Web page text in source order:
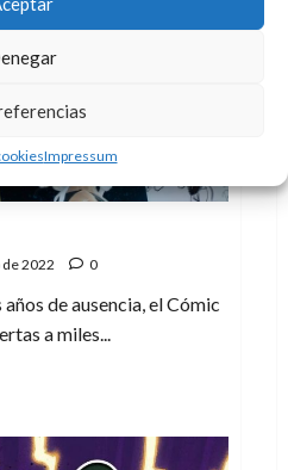
Impressum
de 2022 0
de ausencia, el Cómic
a miles...